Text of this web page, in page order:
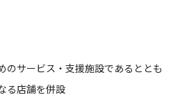
のサービス・支援施設であるととも
る店舗を併設